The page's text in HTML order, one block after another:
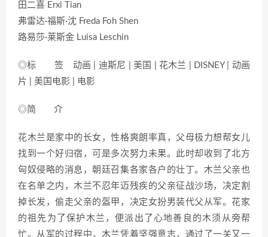
田二喜 Erxi Tian
弗雷达·福斯·沈 Freda Foh Shen
路易莎·莱斯金 Luisa Leschin
◎标 签 动画 | 迪斯尼 | 美国 | 花木兰 | DISNEY | 动画
片 | 美国电影 | 电影
◎简 介
花木兰是家中的长女，性格爽朗率真，父母极力想帮女儿
找到一个好归宿，可是多次努力未果。此时却收到了北方
匈奴侵略的消息，朝廷召集各家各户的壮丁。木兰父亲也
在名单之内，木兰不忍年迈残疾的父亲征战沙场，决定割
掉长发，偷走父亲的盔甲，决定女扮男装代父从军。花家
的祖先为了保护木兰，便派出了心地善良的木须从旁帮
忙。从军的过程中，木兰凭着坚强意志，通过了一关又一